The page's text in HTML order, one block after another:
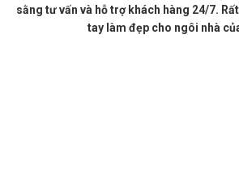
sằng tư vấn và hỗ trợ khách hàng 24/7.
tay làm đẹp cho ngôi nhà